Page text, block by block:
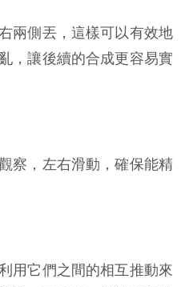
兩側丟，這樣可以有效地
，讓後續的合成更容易實
察，左右滑動，確保能精
用它們之間的相互推動來